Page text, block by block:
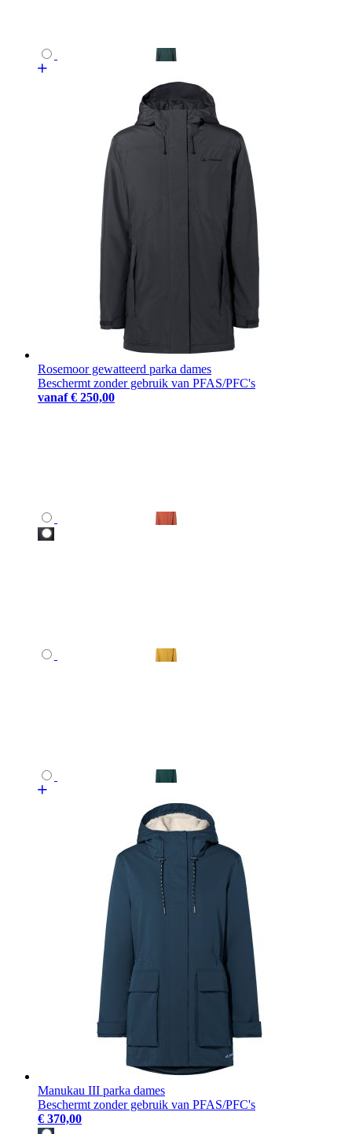
Rosemoor gewatteerd parka dames
Beschermt zonder gebruik van PFAS/PFC's
vanaf € 250,00
Manukau III parka dames
Beschermt zonder gebruik van PFAS/PFC's
€ 370,00